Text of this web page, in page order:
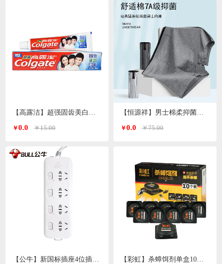
【高露洁】超强固齿美白牙膏90g/支
￥0.0 ￥15.00
【公牛】新国标插座4位插孔分控全长1.8米S1043
【恒源祥】男士棉柔抑菌平角内裤竖纹四条装（颜色随机）
￥0.0 ￥75.00
【彩虹】杀蟑饵剂单盒10个*2盒装5802-2